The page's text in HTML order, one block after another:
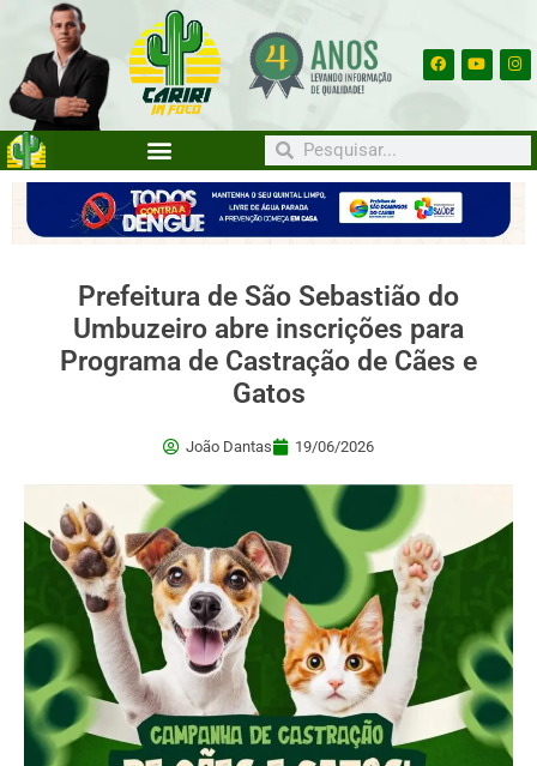
Prefeitura de São Sebastião do
Umbuzeiro abre inscrições para
Programa de Castração de Cães e
Gatos
João Dantas 19/06/2026